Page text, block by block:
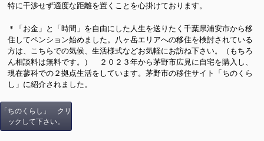
特に干渉せず適度な距離を置くことを心掛けております。
＊「お金」と「時間」を自由にした人生を送りたく千葉県浦安市から移
住してペンション始めました。八ヶ岳エリアへの移住を検討されている
方は、こちらでの気候、生活様式などお気軽にお訪ね下さい。（もちろ
ん相談料は無料です。） ２０２３年から茅野市広見に自宅を購入し、
現在蓼科での２拠点生活をしています。茅野市の移住サイト「ちのくら
し」に紹介されました。
「ちのくらし」 クリ
ックして下さい。